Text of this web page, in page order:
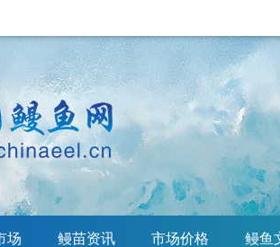
场 鳗苗资讯 市场价格 鳗鱼